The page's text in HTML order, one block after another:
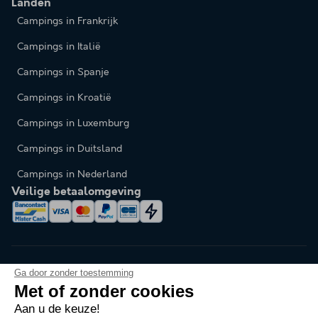
Ga door zonder toestemming
Met of zonder cookies
Aan u de keuze!
Landen
Campings in Frankrijk
Campings in Italië
Campings in Spanje
Campings in Kroatië
Campings in Luxemburg
Campings in Duitsland
Campings in Nederland
Veilige betaalomgeving